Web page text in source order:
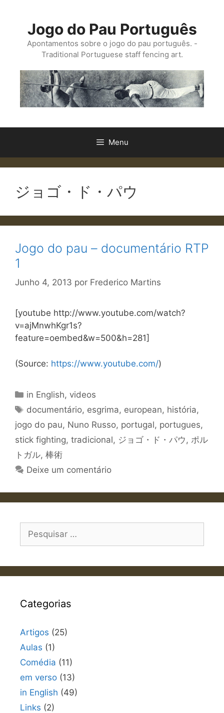
conteúdo
Jogo do Pau Português
Apontamentos sobre o jogo do pau português. -
Traditional Portuguese staff fencing art.
Menu
ジョゴ・ド・パウ
Jogo do pau – documentário RTP
1
Junho 4, 2013 por Frederico Martins
[youtube http://www.youtube.com/watch?
v=ajMnwhKgr1s?
feature=oembed&w=500&h=281]
(Source: https://www.youtube.com/)
Categorias
in English, videos
Etiquetas
documentário, esgrima, european, história,
jogo do pau, Nuno Russo, portugal, portugues,
stick fighting, tradicional, ジョゴ・ド・パウ , ポル
トガル, 棒術
Deixe um comentário
por:
Categorias
Artigos (25)
Aulas (1)
Comédia (11)
em verso (13)
in English (49)
Links (2)